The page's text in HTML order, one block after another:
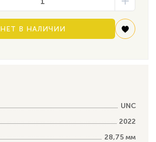
НЕТ В НАЛИЧИИ
UNC
2022
28,75 мм